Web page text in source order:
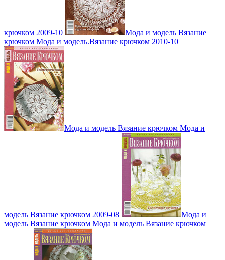
крючком 2009-10
Мода и модель Вязание
крючком Мода и модель.Вязание крючком 2010-10
Мода и модель Вязание крючком Мода и
модель Вязание крючком 2009-08
Мода и
модель Вязание крючком Мода и модель Вязание крючком